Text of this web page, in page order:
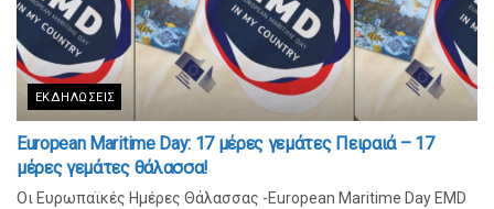
ΕΚΔΗΛΏΣΕΙΣ
European Maritime Day: 17 μέρες γεμάτες Πειραιά – 17
μέρες γεμάτες θάλασσα!
Οι Ευρωπαϊκές Ημέρες Θάλασσας -European Maritime Day EMD